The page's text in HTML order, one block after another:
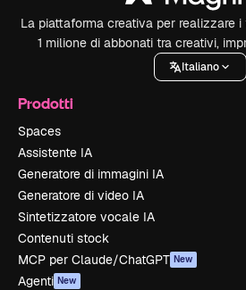
La piattaforma creativa per realizzare
1 milione di abbonati tra creativi,
Italiano
Prodotti
Spaces
Assistente IA
Generatore di immagini IA
Generatore di video IA
Sintetizzatore vocale IA
Contenuti stock
MCP per Claude/ChatGPT New
Agenti New